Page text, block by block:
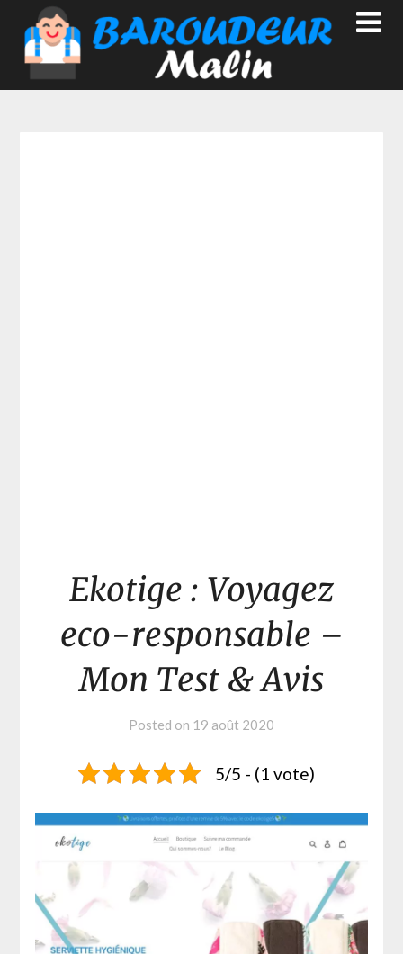
Ekotige : Voyagez
eco-responsable –
Mon Test & Avis
Posted on 19 août 2020
5/5 - (1 vote)